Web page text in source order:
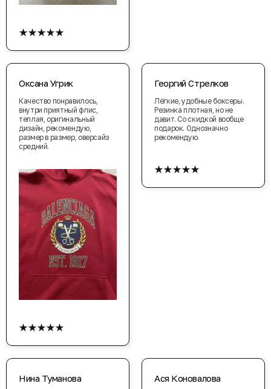
★★★★★
Оксана Угрик
Качество понравилось,
внутри приятный флис,
теплая, оригинальный
дизайн, рекомендую,
размер в размер, оверсайз
средний.
★★★★★
Георгий Стрелков
Лёгкие, удобные боксеры.
Резинка плотная, но не
давит. Со скидкой вообще
подарок. Однозначно
рекомендую.
★★★★★
Нина Туманова Ася Коновалова